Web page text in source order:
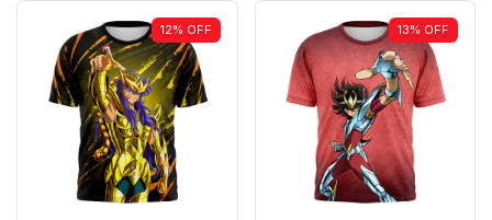
12% OFF 13% OFF